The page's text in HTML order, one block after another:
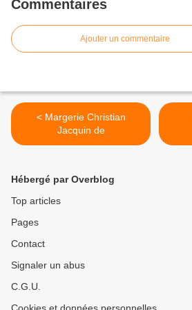
Commentaires
Ajouter un commentaire
< Margerie Christian
Jacquin de
Hébergé par Overblog
Top articles
Pages
Contact
Signaler un abus
C.G.U.